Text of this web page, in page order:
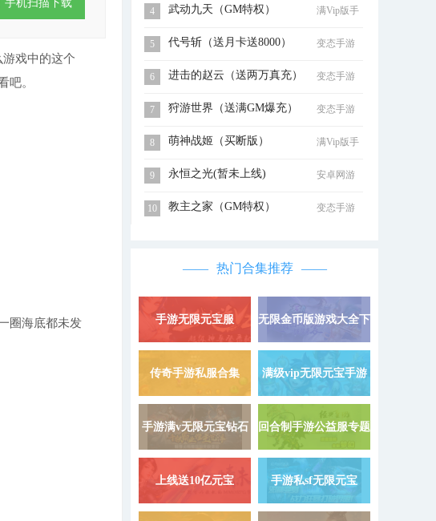
手机扫描下载
戏中的这个
吧。
圈海底都未发
4 武动九天（GM特权）
满Vip版手
5
代号斩（送月卡送8000） 变态手游
6 进击的赵云（送两万真充） 变态手游
7 狩游世界（送满GM爆充） 变态手游
8 萌神战姬（买断版）
满Vip版手
9
永恒之光(暂未上线) 安卓网游
10 教主之家（GM特权） 变态手游
热门合集推荐
手游无限元宝服
9999999
详情 »
无限金币版游戏大全下
载
传奇手游私服合集 详情 »
满级vip无限元宝手游
手游满v无限元宝钻石 详情 »
回合制手游公益服专题
上线送10亿元宝 详情 »
手游私sf无限元宝